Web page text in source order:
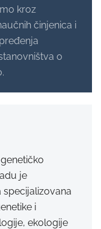
kroz
činjenica i
o
je
specijalizovana
i
ekologije